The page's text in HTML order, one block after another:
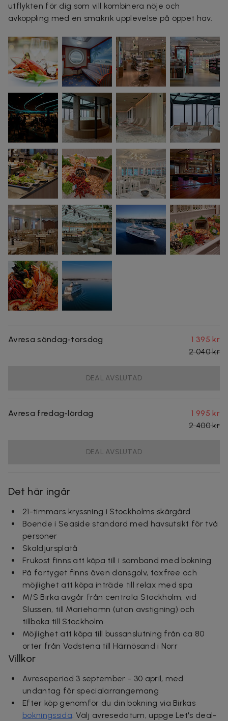
utflykten för dig som vill kombinera nöje och
avkoppling med en smakrik upplevelse på öppet hav.
Avresa söndag-torsdag
1 395 kr
2 040 kr
DEAL AVSLUTAD
Avresa fredag-lördag
1 995 kr
2 400 kr
DEAL AVSLUTAD
Det här ingår
21-timmars kryssning i Stockholms skärgård
Boende i Seaside standard med havsutsikt för två
personer
Skaldjursplatå
Frukost finns att köpa till i samband med bokning
På fartyget finns även dansgolv, taxfree och
möjlighet att köpa inträde till relax med spa
M/S Birka avgår från centrala Stockholm, vid
Slussen, till Mariehamn (utan avstigning) och
tillbaka till Stockholm
Möjlighet att köpa till bussanslutning från ca 80
orter från Vadstena till Härnösand i Norr
Villkor
Avreseperiod 3 september - 30 april, med
undantag för specialarrangemang
Efter köp genomför du din bokning via Birkas
bokningssida. Välj avresedatum, uppge Let's deal-